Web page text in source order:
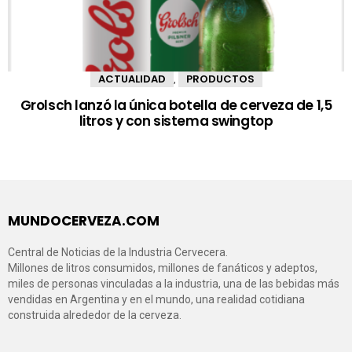
ACTUALIDAD PRODUCTOS
Grolsch lanzó la única botella de cerveza de 1,5
litros y con sistema swingtop
MUNDOCERVEZA.COM
Central de Noticias de la Industria Cervecera.
Millones de litros consumidos, millones de fanáticos y adeptos,
miles de personas vinculadas a la industria, una de las bebidas más
vendidas en Argentina y en el mundo, una realidad cotidiana
construida alrededor de la cerveza.